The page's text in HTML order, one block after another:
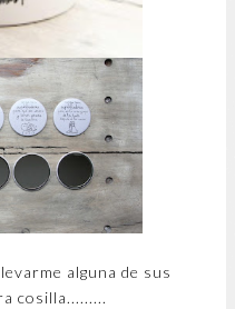
alguna de sus
cosilla.........